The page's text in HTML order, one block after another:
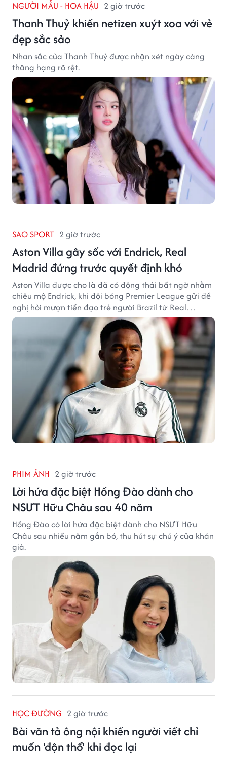
NGƯỜI MẪU - HOA HẬU 2 giờ trước
Thanh Thuỷ khiến netizen xuýt xoa với vẻ
đẹp sắc sảo
Nhan sắc của Thanh Thuỷ được nhận xét ngày càng
thăng hạng rõ rệt.
SAO SPORT 2 giờ trước
Aston Villa gây sốc với Endrick, Real
Madrid đứng trước quyết định khó
Aston Villa được cho là đã có động thái bất ngờ nhằm
chiêu mộ Endrick, khi đội bóng Premier League gửi đề
nghị hỏi mượn tiền đạo trẻ người Brazil từ Real
Madrid.
PHIM ẢNH 2 giờ trước
Lời hứa đặc biệt Hồng Đào dành cho
NSƯT Hữu Châu sau 40 năm
Hồng Đào có lời hứa đặc biệt dành cho NSƯT Hữu
Châu sau nhiều năm gắn bó, thu hút sự chú ý của khán
giả.
HỌC ĐƯỜNG 2 giờ trước
Bài văn tả ông nội khiến người viết chỉ
muốn 'độn thổ' khi đọc lại